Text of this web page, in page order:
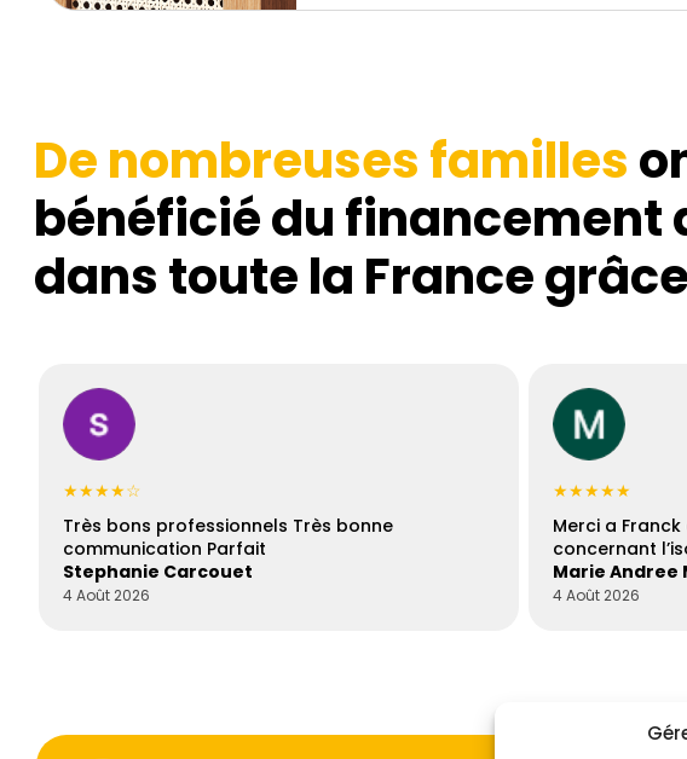
De nombreuses familles
bénéficié du financement
dans toute la France grâce
★★★★☆
Très bons professionnels Très bonne
communication Parfait
Stephanie Carcouet
4 Août 2026
★★★★★
Merci a
concernant
Marie Andree
4 Août 2026